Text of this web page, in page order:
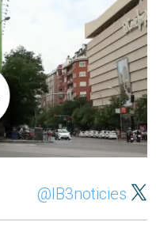
@IB3noticies